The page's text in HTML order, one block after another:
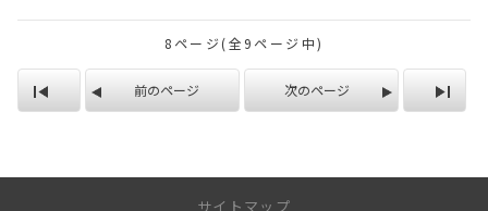
8ページ(全9ページ中)
前のページ 次のページ
サイトマップ